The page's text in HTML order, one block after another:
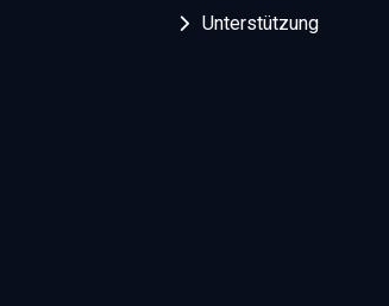
Unterstützung